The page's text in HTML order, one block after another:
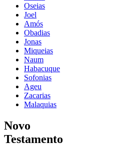
Oseias
Joel
Amós
Obadias
Jonas
Miqueias
Naum
Habacuque
Sofonias
Ageu
Zacarias
Malaquias
Novo
Testamento